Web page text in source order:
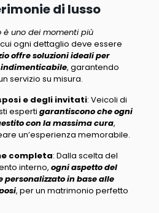
di lusso
uno dei momenti più
cui ogni dettaglio deve essere
offre soluzioni ideali per
, garantendo
servizio su misura.
e degli invitati: Veicoli di
esperti garantiscono che ogni
con la massima cura,
un’esperienza memorabile.
completa: Dalla scelta del
interno, ogni aspetto del
personalizzato in base alle
, per un matrimonio perfetto